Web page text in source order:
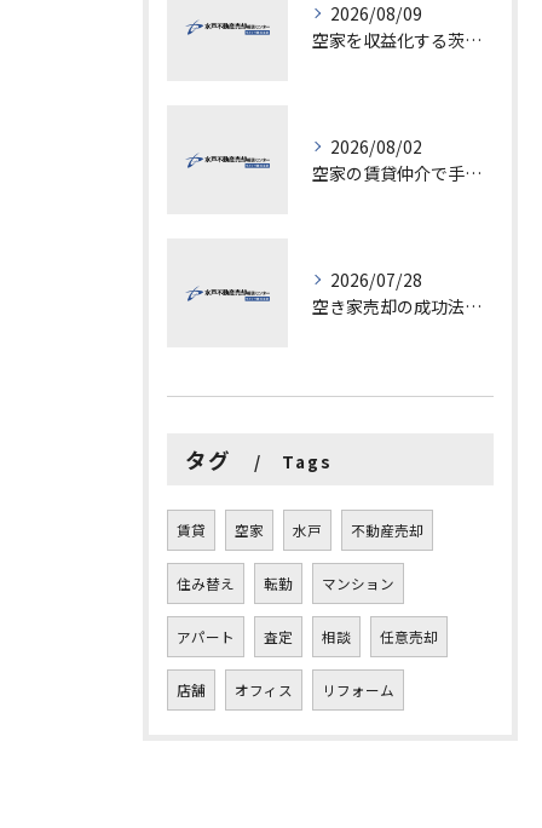
2026/08/09
空家を収益化する茨城県水戸市古河市での具体的ステップと成功ポイント
2026/08/02
空家の賃貸仲介で手数料と上限を徹底解説し200万円物件の注意点も紹介
2026/07/28
空き家売却の成功法と注意点
タグ Tags
賃貸 空家 水戸 不動産売却
住み替え 転勤 マンション
アパート 査定 相談 任意売却
店舗 オフィス リフォーム